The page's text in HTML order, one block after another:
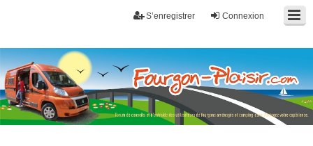
Connexion
S’enregistrer
Fourgon-plaisir.com
Forum de conseils et d'entraide des utilisateurs de fourgons, fourgons
aménagés, vans et de camping-car. Partagez votre expérience.